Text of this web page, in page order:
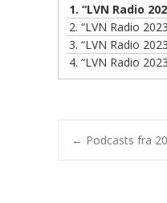
1. “LVN Radio
2. “LVN Radio
3. “LVN Radio
4. “LVN Radio
Post
← Podcasts fra